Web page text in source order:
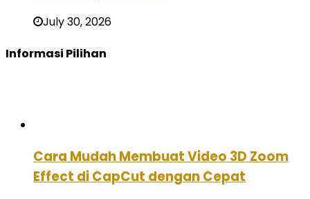
July 30, 2026
Informasi Pilihan
Cara Mudah Membuat Video 3D Zoom
Effect di CapCut dengan Cepat